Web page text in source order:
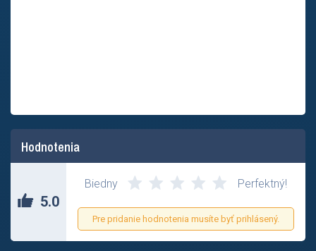
Hodnotenia
5.0
Biedny Perfektný!
Pre pridanie hodnotenia musíte byť prihlásený.